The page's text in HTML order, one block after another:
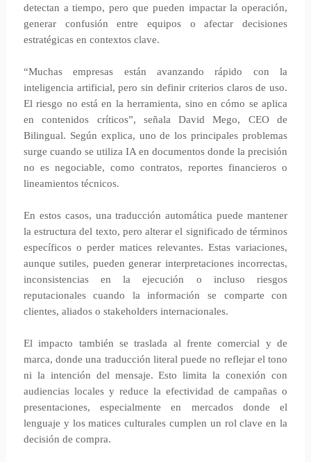
detectan a tiempo, pero que pueden impactar la operación,
generar confusión entre equipos o afectar decisiones
estratégicas en contextos clave.
“Muchas empresas están avanzando rápido con la
inteligencia artificial, pero sin definir criterios claros de uso.
El riesgo no está en la herramienta, sino en cómo se aplica
en contenidos críticos”, señala David Mego, CEO de
Bilingual. Según explica, uno de los principales problemas
surge cuando se utiliza IA en documentos donde la precisión
no es negociable, como contratos, reportes financieros o
lineamientos técnicos.
En estos casos, una traducción automática puede mantener
la estructura del texto, pero alterar el significado de términos
específicos o perder matices relevantes. Estas variaciones,
aunque sutiles, pueden generar interpretaciones incorrectas,
inconsistencias en la ejecución o incluso riesgos
reputacionales cuando la información se comparte con
clientes, aliados o stakeholders internacionales.
El impacto también se traslada al frente comercial y de
marca, donde una traducción literal puede no reflejar el tono
ni la intención del mensaje. Esto limita la conexión con
audiencias locales y reduce la efectividad de campañas o
presentaciones, especialmente en mercados donde el
lenguaje y los matices culturales cumplen un rol clave en la
decisión de compra.